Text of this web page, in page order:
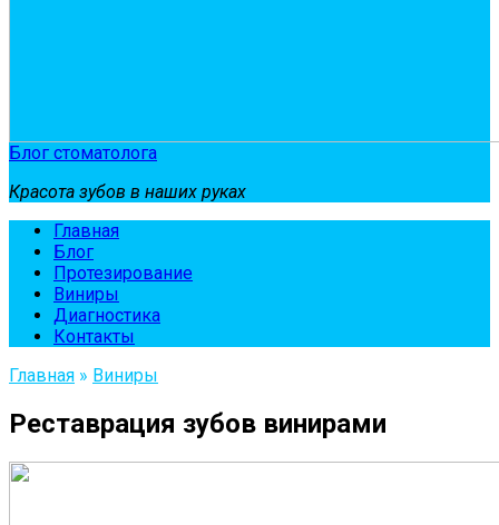
Блог стоматолога
Красота зубов в наших руках
Главная
Блог
Протезирование
Виниры
Диагностика
Контакты
Главная » Виниры
Реставрация зубов винирами